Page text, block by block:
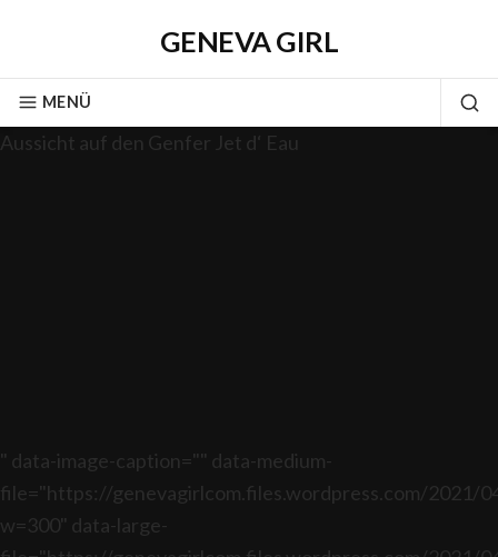
GENEVA GIRL
MENÜ
Aussicht auf den Genfer Jet d‘ Eau
" data-image-caption="" data-medium-
file="https://genevagirlcom.files.wordpress.com/2021/
w=300" data-large-